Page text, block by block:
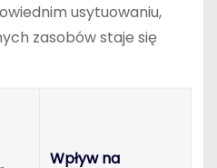
usytuowaniu,
zasobów staje się
Wpływ na